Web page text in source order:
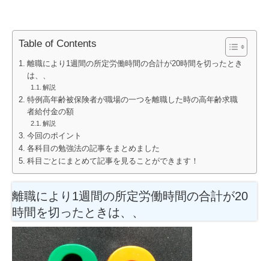
Table of Contents
離職により1週間の所定労働時間の合計が20時間を切ったとき
は、、
解説
特例高年齢被保険者が職場の一つを離職した時の高年齢求職
者給付金の額
解説
今回のポイント
各科目の勉強法の記事をまとめました
科目ごとにまとめて記事を見ることができます！
離職により1週間の所定労働時間の合計が20
時間を切ったときは、、